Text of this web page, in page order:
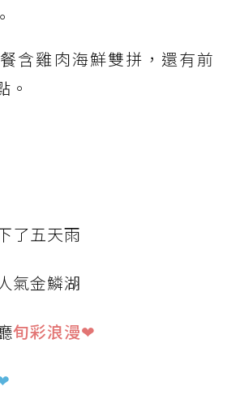
含雞肉海鮮雙拼，還有前
。
了五天雨
氣金鱗湖
旬彩浪漫❤